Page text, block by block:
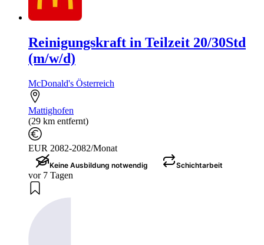
Reinigungskraft in Teilzeit 20/30Std
(m/w/d)
McDonald's Österreich
Mattighofen
(29 km entfernt)
EUR 2082-2082/Monat
Keine Ausbildung notwendig Schichtarbeit
vor 7 Tagen